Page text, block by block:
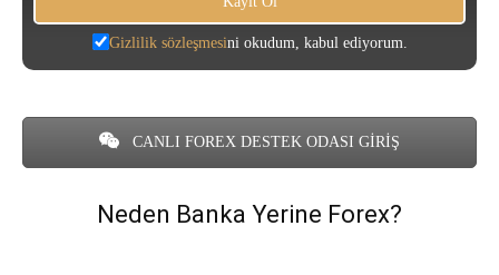
Gizlilik sözleşmesini okudum, kabul ediyorum.
CANLI FOREX DESTEK ODASI GİRİŞ
Neden Banka Yerine Forex?